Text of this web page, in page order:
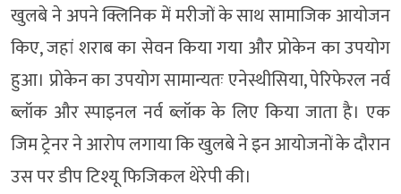
खुलबे ने अपने क्लिनिक में मरीजों के साथ सामाजिक आयोजन
किए, जहां शराब का सेवन किया गया और प्रोकेन का उपयोग
हुआ। प्रोकेन का उपयोग सामान्यतः एनेस्थीसिया, पेरिफेरल नर्व
ब्लॉक और स्पाइनल नर्व ब्लॉक के लिए किया जाता है। एक
जिम ट्रेनर ने आरोप लगाया कि खुलबे ने इन आयोजनों के दौरान
उस पर डीप टिश्यू फिजिकल थेरेपी की।